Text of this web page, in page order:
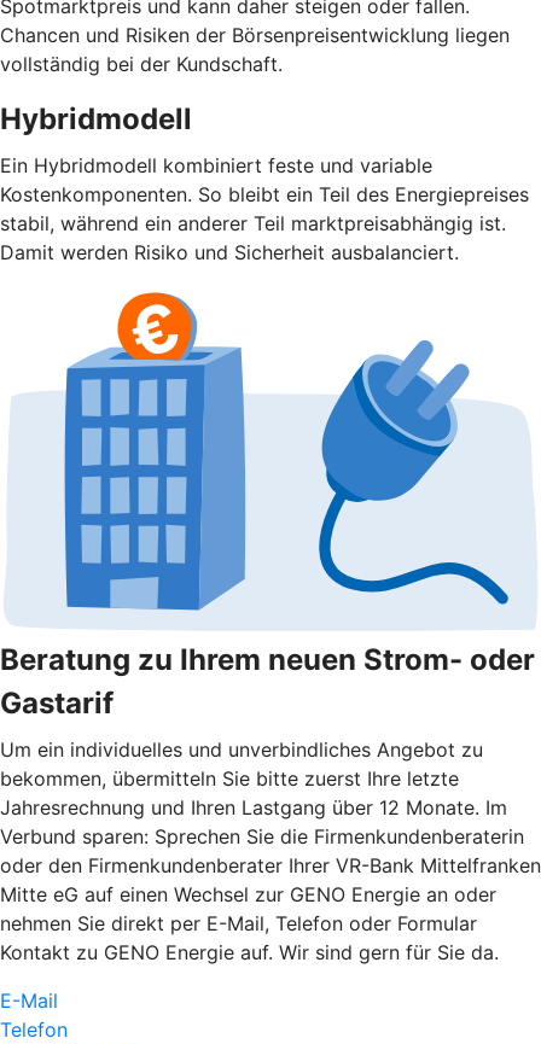
Spotmarktpreis und kann daher steigen oder fallen.
Chancen und Risiken der Börsenpreisentwicklung liegen
vollständig bei der Kundschaft.
Hybridmodell
Ein Hybridmodell kombiniert feste und variable
Kostenkomponenten. So bleibt ein Teil des Energiepreises
stabil, während ein anderer Teil marktpreisabhängig ist.
Damit werden Risiko und Sicherheit ausbalanciert.
Beratung zu Ihrem neuen Strom- oder
Gastarif
Um ein individuelles und unverbindliches Angebot zu
bekommen, übermitteln Sie bitte zuerst Ihre letzte
Jahresrechnung und Ihren Lastgang über 12 Monate. Im
Verbund sparen: Sprechen Sie die Firmenkundenberaterin
oder den Firmenkundenberater Ihrer VR-Bank Mittelfranken
Mitte eG auf einen Wechsel zur GENO Energie an oder
nehmen Sie direkt per E-Mail, Telefon oder Formular
Kontakt zu GENO Energie auf. Wir sind gern für Sie da.
E-Mail
Telefon